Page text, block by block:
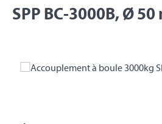
SPP BC-3000B, Ø 50
Skip image gallery